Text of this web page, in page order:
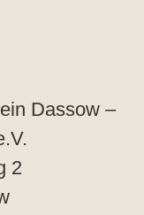
Dassow –
2